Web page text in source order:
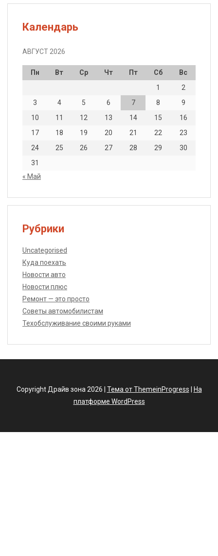
Календарь
АВГУСТ 2026
Пн Вт Ср Чт Пт Сб
Вс
1
2
3
4 5 6 7 8
9
10
11 12 13 14 15
16
17
18 19 20 21 22
23
24
25 26 27 28 29
30
31
« Май
Рубрики
Uncategorised
Куда поехать
Новости авто
Новости плюс
Ремонт — это просто
Советы автомобилистам
Техобслуживание своими руками
Copyright Драйв зона 2026 | Тема от ThemeinProgress
На
платформе WordPress